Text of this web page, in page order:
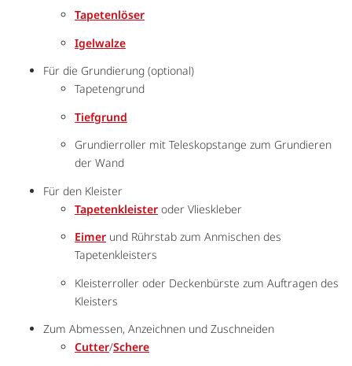
Tapetenlöser
Igelwalze
Für die Grundierung (optional)
Tapetengrund
Tiefgrund
Grundierroller mit Teleskopstange zum Grundieren
der Wand
Für den Kleister
Tapetenkleister oder Vlieskleber
Eimer und Rührstab zum Anmischen des
Tapetenkleisters
Kleisterroller oder Deckenbürste zum Auftragen des
Kleisters
Zum Abmessen, Anzeichnen und Zuschneiden
Cutter/Schere